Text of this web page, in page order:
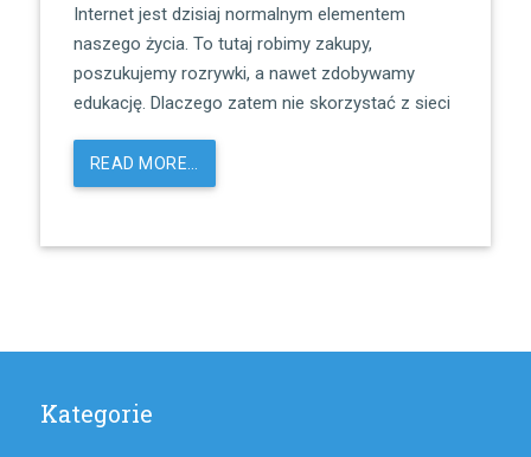
Internet jest dzisiaj normalnym elementem
naszego życia. To tutaj robimy zakupy,
poszukujemy rozrywki, a nawet zdobywamy
edukację. Dlaczego zatem nie skorzystać z sieci
READ MORE…
Kategorie